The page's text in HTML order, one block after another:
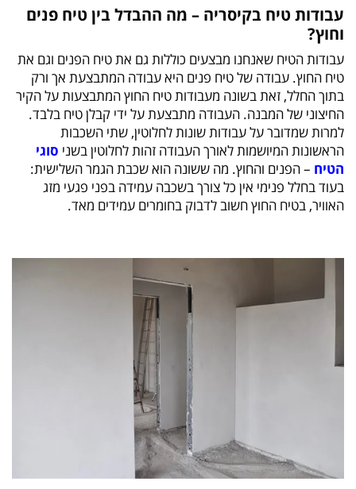
עבודות טיח בקיסריה – מה ההבדל בין טיח פנים
וחוץ?
עבודות הטיח שאנחנו מבצעים כוללות גם את טיח הפנים וגם את
טיח החוץ. עבודה של טיח פנים היא עבודה המתבצעת אך ורק
בתוך החלל, זאת בשונה מעבודות טיח החוץ המתבצעות על הקיר
החיצוני של המבנה. העבודה מתבצעת על ידי קבלן טיח בלבד.
למרות שמדובר על עבודות שונות לחלוטין, שתי השכבות
הראשונות המיושמות לאורך העבודה זהות לחלוטין בשני סוגי
הטיח – הפנים והחוץ. מה ששונה הוא שכבת הגמר השלישית:
בעוד בחלל פנימי אין כל צורך בשכבה עמידה בפני פגעי מזג
האוויר, בטיח החוץ חשוב לדבוק בחומרים עמידים מאד.